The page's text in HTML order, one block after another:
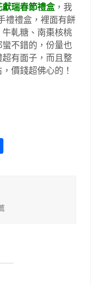
獻瑞春節禮盒，我
禮禮盒，裡面有餅
軋糖、南棗核桃
不錯的，份量也
有面子，而且整
價錢超佛心的！